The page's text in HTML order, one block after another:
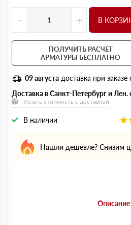
- + В
ПОЛУЧИТЬ РАСЧЕТ
АРМАТУРЫ БЕСПЛАТНО
09 августа доставка при заказе
Доставка в Санкт-Петербург и Лен.
Узнать стоимость с доставкой
В наличии
Нашли дешевле? Снизим
Описание